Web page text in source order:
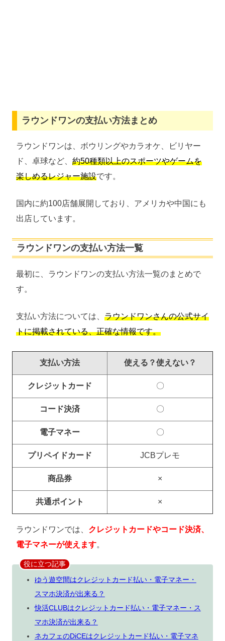
ラウンドワンの支払い方法まとめ
ラウンドワンは、ボウリングやカラオケ、ビリヤー
ド、卓球など、 約50種類以上のスポーツやゲームを
楽しめるレジャー施設です。
国内に約100店舗展開しており、アメリカや中国にも
出店しています。
ラウンドワンの支払い方法一覧
最初に、ラウンドワンの支払い方法一覧のまとめで
す。
支払い方法については、 ラウンドワンさんの公式サイ
トに掲載されている、正確な情報です。
支払い方法 使える？使えない？
クレジットカード 〇
コード決済 〇
電子マネー 〇
プリペイドカード JCBプレモ
商品券 ×
共通ポイント ×
ラウンドワンでは、 クレジットカードやコード決済、
電子マネーが使えます。
役に立つ記事
ゆう遊空間はクレジットカード払い・電子マネー・
スマホ決済が出来る？
快活CLUBはクレジットカード払い・電子マネー・ス
マホ決済が出来る？
ネカフェのDiCEはクレジットカード払い・電子マネ